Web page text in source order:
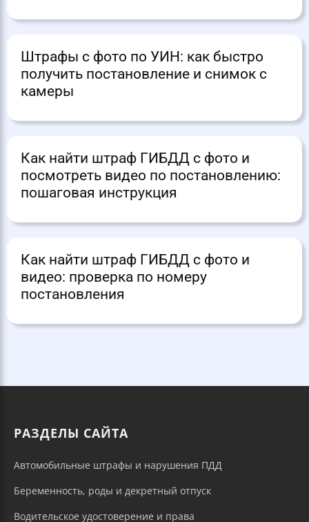
Штрафы с фото по УИН: как быстро
получить постановление и снимок с
камеры
Как найти штраф ГИБДД с фото и
посмотреть видео по постановлению:
пошаговая инструкция
Как найти штраф ГИБДД с фото и
видео: проверка по номеру
постановления
РАЗДЕЛЫ САЙТА
Автомобильные штрафы и нарушения ПДД
Беременность, роды и декретный отпуск
Водительское удостоверение и права